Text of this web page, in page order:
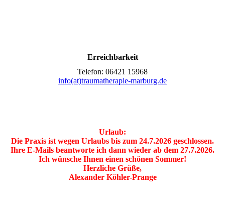
Erreichbarkeit
Telefon: 06421 15968
info(at)traumatherapie-marburg.de
Urlaub:
Die Praxis ist wegen Urlaubs bis zum 24.7.2026 geschlossen.
Ihre E-Mails beantworte ich dann wieder ab dem 27.7.2026.
Ich wünsche Ihnen einen schönen Sommer!
Herzliche Grüße,
Alexander Köhler-Prange